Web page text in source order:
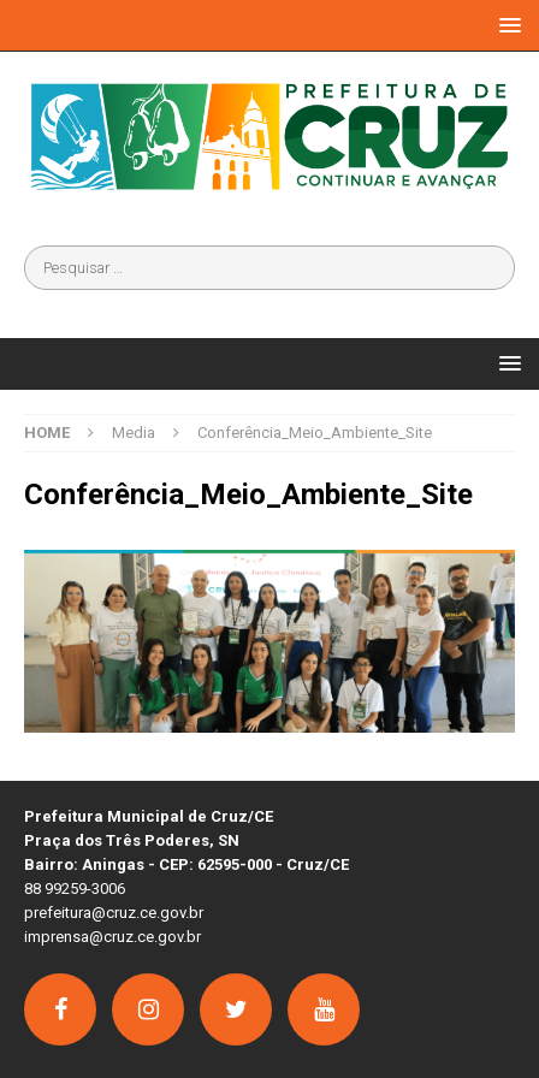
HOME Media Conferência_Meio_Ambiente_Site
Conferência_Meio_Ambiente_Site
Prefeitura Municipal de Cruz/CE
Praça dos Três Poderes, SN
Bairro: Aningas - CEP: 62595-000 - Cruz/CE
88 99259-3006
prefeitura@cruz.ce.gov.br
imprensa@cruz.ce.gov.br